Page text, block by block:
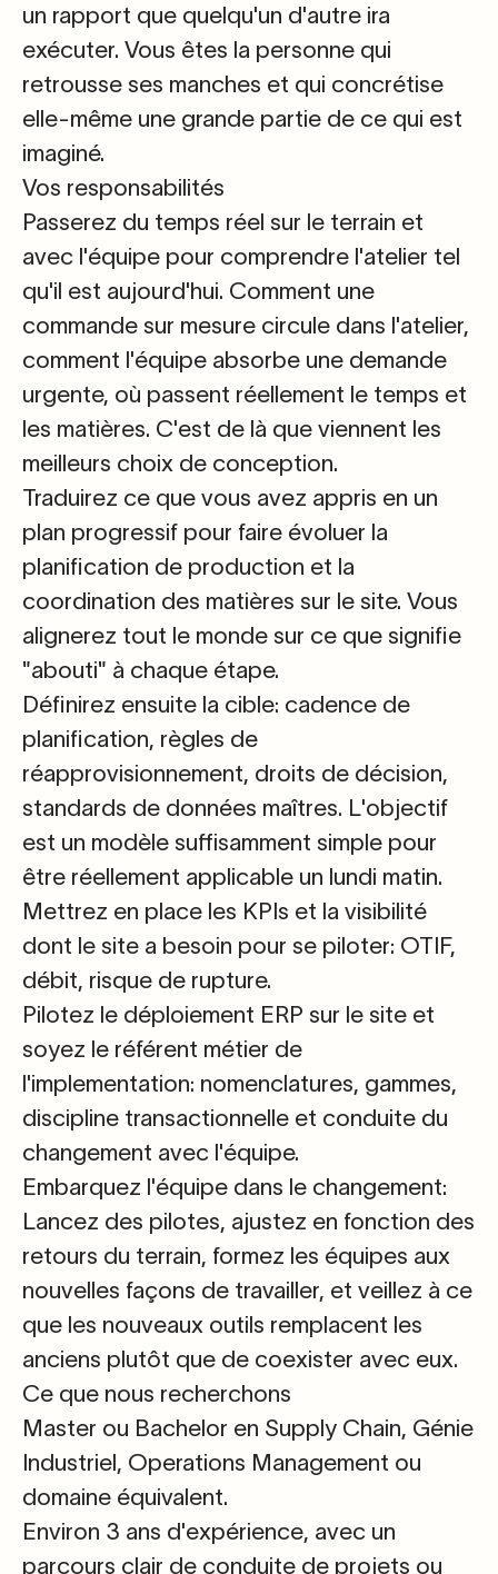
un rapport que quelqu'un d'autre ira
exécuter. Vous êtes la personne qui
retrousse ses manches et qui concrétise
elle-même une grande partie de ce qui est
imaginé.
Vos responsabilités
Passerez du temps réel sur le terrain et
avec l'équipe pour comprendre l'atelier tel
qu'il est aujourd'hui. Comment une
commande sur mesure circule dans l'atelier,
comment l'équipe absorbe une demande
urgente, où passent réellement le temps et
les matières. C'est de là que viennent les
meilleurs choix de conception.
Traduirez ce que vous avez appris en un
plan progressif pour faire évoluer la
planification de production et la
coordination des matières sur le site. Vous
alignerez tout le monde sur ce que signifie
"abouti" à chaque étape.
Définirez ensuite la cible: cadence de
planification, règles de
réapprovisionnement, droits de décision,
standards de données maîtres. L'objectif
est un modèle suffisamment simple pour
être réellement applicable un lundi matin.
Mettrez en place les KPIs et la visibilité
dont le site a besoin pour se piloter: OTIF,
débit, risque de rupture.
Pilotez le déploiement ERP sur le site et
soyez le référent métier de
l'implementation: nomenclatures, gammes,
discipline transactionnelle et conduite du
changement avec l'équipe.
Embarquez l'équipe dans le changement:
Lancez des pilotes, ajustez en fonction des
retours du terrain, formez les équipes aux
nouvelles façons de travailler, et veillez à ce
que les nouveaux outils remplacent les
anciens plutôt que de coexister avec eux.
Ce que nous recherchons
Master ou Bachelor en Supply Chain, Génie
Industriel, Operations Management ou
domaine équivalent.
Environ 3 ans d'expérience, avec un
parcours clair de conduite de projets ou